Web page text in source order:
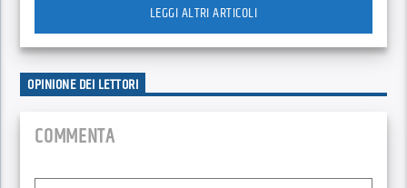
LEGGI ALTRI ARTICOLI
OPINIONE DEI LETTORI
COMMENTA